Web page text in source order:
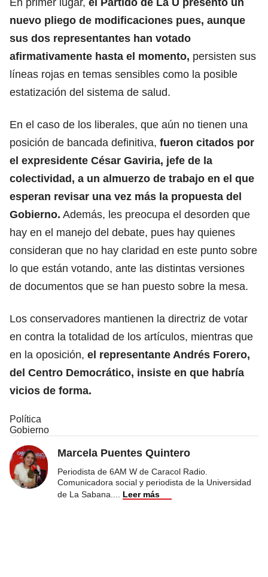
nuevo pliego de modificaciones pues, aunque
sus dos representantes han votado
afirmativamente hasta el momento, persisten sus
líneas rojas en temas sensibles como la posible
estatización del sistema de salud.
En el caso de los liberales, que aún no tienen una
posición de bancada definitiva, fueron citados por
el expresidente César Gaviria, jefe de la
colectividad, a un almuerzo de trabajo en el que
esperan revisar una vez más la propuesta del
Gobierno. Además, les preocupa el desorden que
hay en el manejo del debate, pues hay quienes
consideran que no hay claridad en este punto sobre
lo que están votando, ante las distintas versiones
de documentos que se han puesto sobre la mesa.
Los conservadores mantienen la directriz de votar
en contra la totalidad de los artículos, mientras que
en la oposición, el representante Andrés Forero,
del Centro Democrático, insiste en que habría
vicios de forma.
Política
Gobierno
Marcela Puentes Quintero
Periodista de 6AM W de Caracol Radio.
Comunicadora social y periodista de la Universidad
de La Sabana.
Leer más